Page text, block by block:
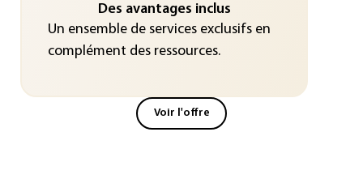
Des avantages inclus
Un ensemble de services exclusifs en
complément des ressources.
Voir l'offre